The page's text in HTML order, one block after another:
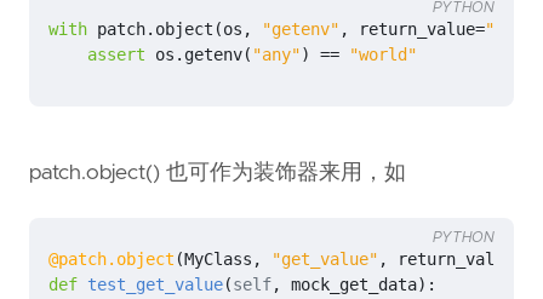
with patch. object (os , "getenv" , return_value=
assert
os . getenv( "any") == "world"
PYTHON
patch.object() 也可作为装饰器来用，如
@patch.object (MyClass , "get_value" , return_value
def test_get_value(self, mock_get_data):
PYTHON